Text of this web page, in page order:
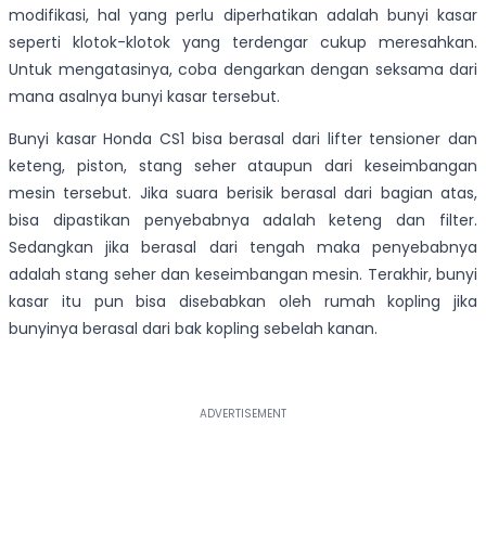
modifikasi, hal yang perlu diperhatikan adalah bunyi kasar
seperti klotok-klotok yang terdengar cukup meresahkan.
Untuk mengatasinya, coba dengarkan dengan seksama dari
mana asalnya bunyi kasar tersebut.
Bunyi kasar Honda CS1 bisa berasal dari lifter tensioner dan
keteng, piston, stang seher ataupun dari keseimbangan
mesin tersebut. Jika suara berisik berasal dari bagian atas,
bisa dipastikan penyebabnya adalah keteng dan filter.
Sedangkan jika berasal dari tengah maka penyebabnya
adalah stang seher dan keseimbangan mesin. Terakhir, bunyi
kasar itu pun bisa disebabkan oleh rumah kopling jika
bunyinya berasal dari bak kopling sebelah kanan.